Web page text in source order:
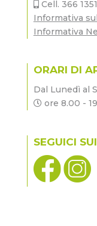
Cell. 366
Informativa
Informativa
ORARI DI
Dal Lunedì al
ore 8.00 -
SEGUICI